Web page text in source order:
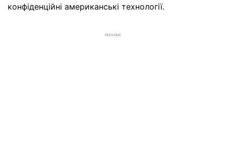
конфіденційні американські технології.
РЕКЛАМА